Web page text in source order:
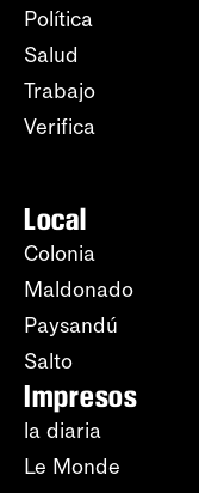
Política
Salud
Trabajo
Verifica
Local
Colonia
Maldonado
Paysandú
Salto
Impresos
la diaria
Le Monde